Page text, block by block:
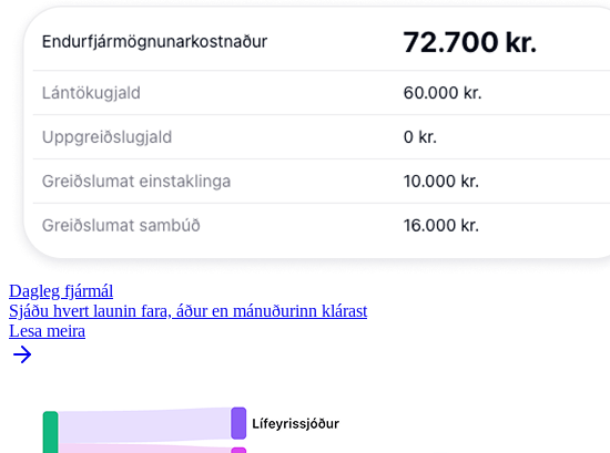
Dagleg fjármál
Sjáðu hvert launin fara, áður en mánuðurinn klárast
Lesa meira